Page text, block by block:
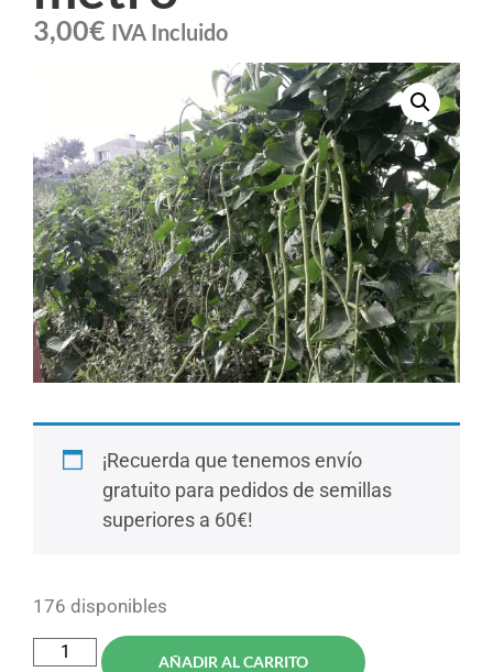
3,00€ IVA Incluido
¡Recuerda que tenemos envío
gratuito para pedidos de semillas
superiores a 60€!
176 disponibles
AÑADIR AL CARRITO